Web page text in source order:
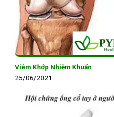
Viêm Khớp Nhiễm Khuẩn
25/06/2021